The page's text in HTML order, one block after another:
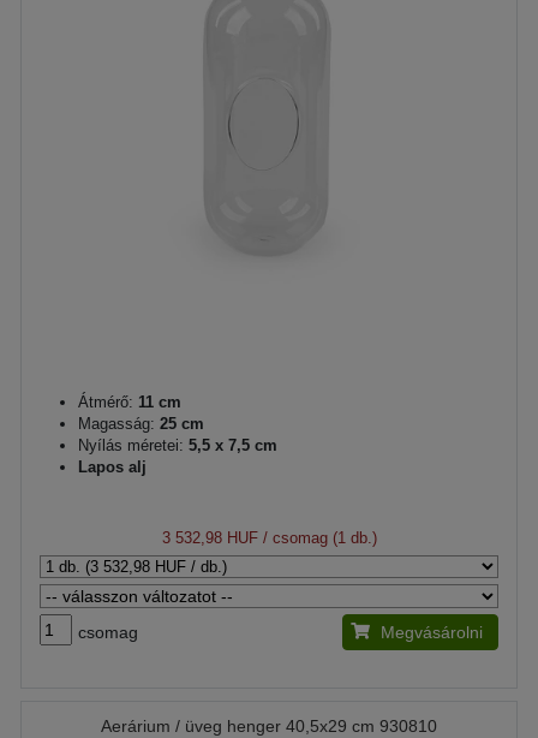
Átmérő: 11 cm
Magasság: 25 cm
Nyílás méretei: 5,5 x 7,5 cm
Lapos alj
3 532,98 HUF/ csomag (1 db.)
csomag Megvásárolni
Aerárium / üveg henger 40,5x29 cm 930810